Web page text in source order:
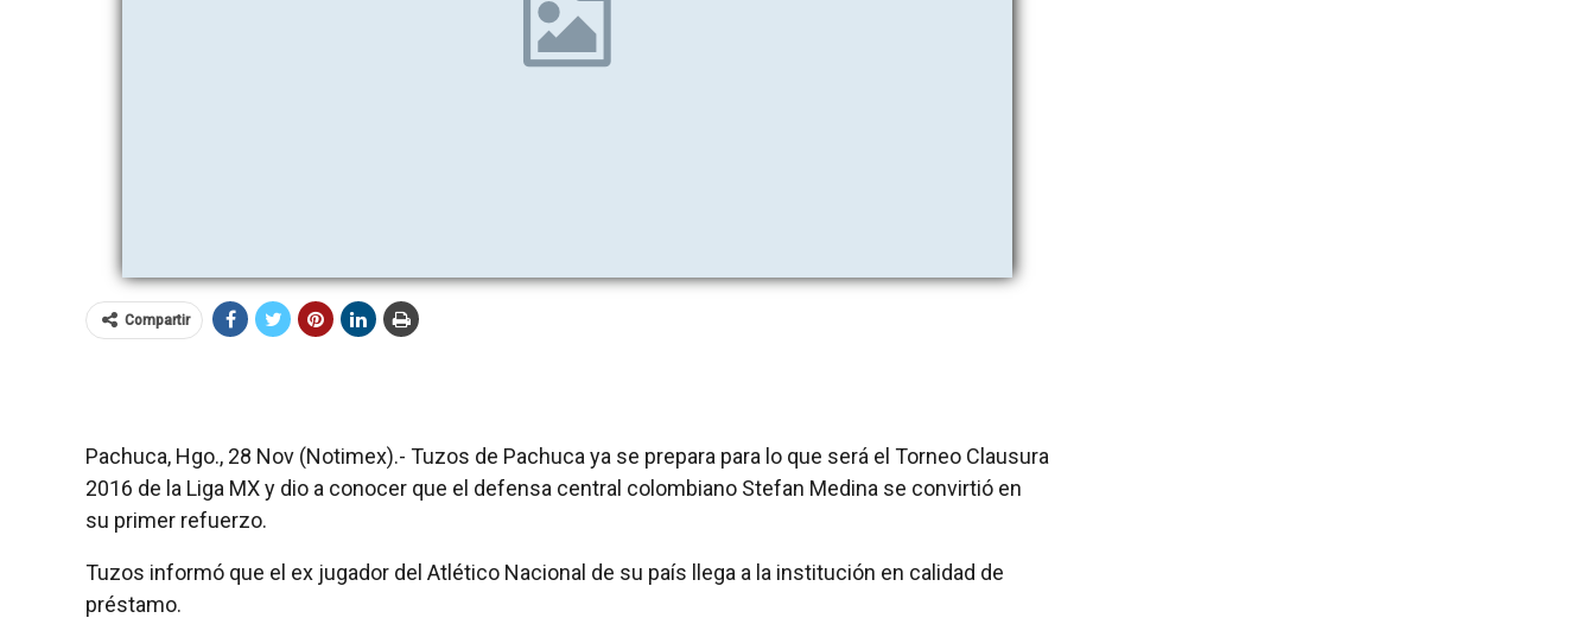
Compartir
Pachuca, Hgo., 28 Nov (Notimex).- Tuzos de Pachuca ya se prepara para lo que será el Torneo Clausura
2016 de la Liga MX y dio a conocer que el defensa central colombiano Stefan Medina se convirtió en
su primer refuerzo.
Tuzos informó que el ex jugador del Atlético Nacional de su país llega a la institución en calidad de
préstamo.